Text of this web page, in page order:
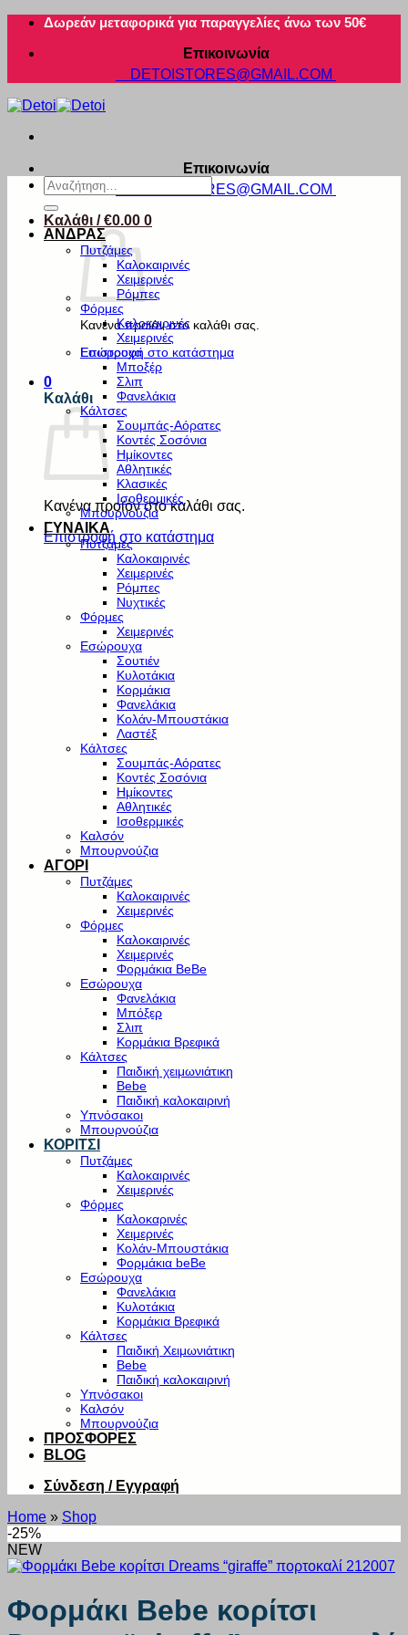
Μετάβαση
περιεχόμενο
Δωρεάν μεταφορικά για παραγγελίες άνω των 50€
Επικοινωνία
DETOISTORES@GMAIL.COM
Επικοινωνία
DETOISTORES@GMAIL.COM
Καλάθι /€0.00 0
Κανένα προϊόν στο καλάθι σας.
Επιστροφή στο κατάστημα
0
Καλάθι
Κανένα προϊόν στο καλάθι σας.
Επιστροφή στο κατάστημα
Αναζήτηση
για:
ΑΝΔΡΑΣ
Πυτζάμες
Καλοκαιρινές
Χειμερινές
Ρόμπες
Φόρμες
Καλοκαιρινές
Χειμερινές
Εσώρουχα
Μποξέρ
Σλιπ
Φανελάκια
Κάλτσες
Σουμπάς-Αόρατες
Κοντές Σοσόνια
Ημίκοντες
Αθλητικές
Κλασικές
Ισοθερμικές
Μπουρνούζια
ΓΥΝΑΙΚΑ
Πυτζάμες
Καλοκαιρινές
Χειμερινές
Ρόμπες
Νυχτικές
Φόρμες
Χειμερινές
Εσώρουχα
Σουτιέν
Κυλοτάκια
Κορμάκια
Φανελάκια
Κολάν-Μπουστάκια
Λαστέξ
Κάλτσες
Σουμπάς-Αόρατες
Κοντές Σοσόνια
Ημίκοντες
Αθλητικές
Ισοθερμικές
Καλσόν
Μπουρνούζια
ΑΓΟΡΙ
Πυτζάμες
Καλοκαιρινές
Χειμερινές
Φόρμες
Καλοκαιρινές
Χειμερινές
Φορμάκια BeBe
Εσώρουχα
Φανελάκια
Μπόξερ
Σλιπ
Κορμάκια Βρεφικά
Κάλτσες
Παιδική χειμωνιάτικη
Bebe
Παιδική καλοκαιρινή
Υπνόσακοι
Μπουρνούζια
ΚΟΡΙΤΣΙ
Πυτζάμες
Καλοκαιρινές
Χειμερινές
Φόρμες
Καλοκαρινές
Χειμερινές
Κολάν-Μπουστάκια
Φορμάκια beBe
Εσώρουχα
Φανελάκια
Κυλοτάκια
Κορμάκια Βρεφικά
Κάλτσες
Παιδική Χειμωνιάτικη
Bebe
Παιδική καλοκαιρινή
Υπνόσακοι
Καλσόν
Μπουρνούζια
ΠΡΟΣΦΟΡΕΣ
BLOG
Σύνδεση / Εγγραφή
Home » Shop
-25%
NEW
Φορμάκι Bebe κορίτσι